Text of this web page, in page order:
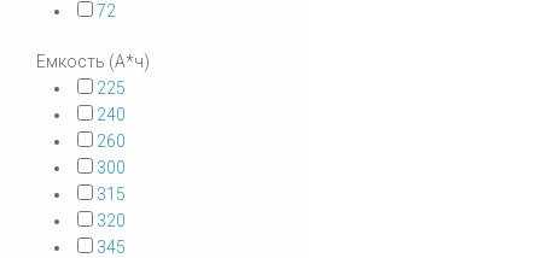
72
Емкость (А*ч)
225
240
260
300
315
320
345